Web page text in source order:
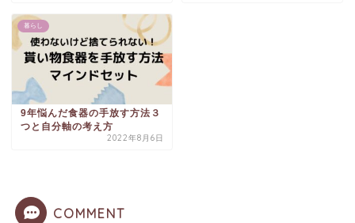
暮らし
9年悩んだ食器の手放す方法３
つと自分軸の考え方
2022年8月6日
COMMENT